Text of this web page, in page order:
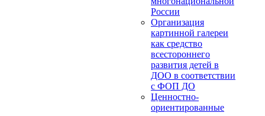
России
Организация
картинной галереи
как средство
всестороннего
развития детей в
ДОО в соответствии
с ФОП ДО
Ценностно-
ориентированные